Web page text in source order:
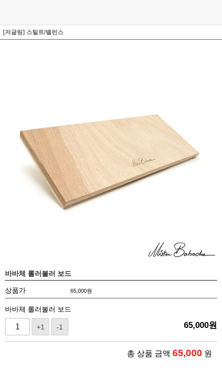
[저글링] 스틸트/밸런스
바바체 롤러볼러 보드
상품가 65,000원
바바체 롤러볼러 보드
+1 -1 65,000원
총 상품 금액 65,000 원